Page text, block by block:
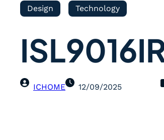
Design Technology
ICHOME 12/09/2025